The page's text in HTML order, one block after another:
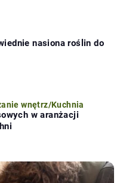
nasiona roślin do
wnętrz/Kuchnia
w aranżacji